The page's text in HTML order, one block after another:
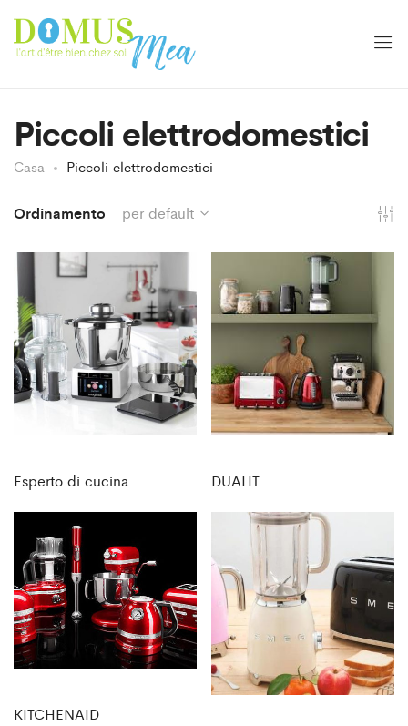
Piccoli elettrodomestici
Casa Piccoli elettrodomestici
Ordinamento per default
Esperto di cucina DUALIT
KITCHENAID